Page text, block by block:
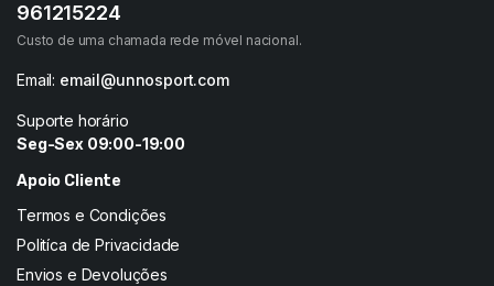
961215224
Custo de uma chamada rede móvel nacional.
Email: email@unnosport.com
Suporte horário
Seg-Sex 09:00-19:00
Apoio Cliente
Termos e Condições
Politíca de Privacidade
Envios e Devoluções